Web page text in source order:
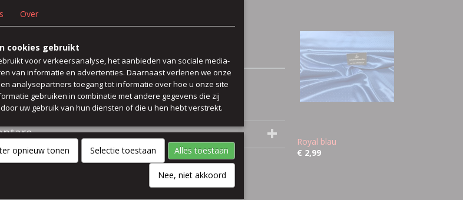
22% acetat futter
gepunktet mit dunkel grau
grad
cm
Royal blau
€ 2,99
Over
cookies gebruikt
voor verkeersanalyse, het aanbieden van sociale media-
van informatie en advertenties. Daarnaast verlenen we onze
analysepartners toegang tot informatie over hoe u onze site
gebruiken in combinatie met andere gegevens die zij
uw gebruik van hun diensten of die u hen hebt verstrekt.
opnieuw tonen Selectie toestaan Alles toestaan
Nee, niet akkoord